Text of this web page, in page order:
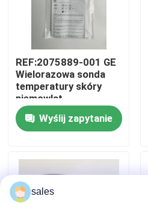
Wycieczka po fabryce
Skontaktuj się z nami
Poprosić o wycenę
Części monitora pacjenta
Moduł monitora pacjenta
REF:2075889-001 GE
Wielorazowa sonda
temperatury skóry
niemowląt
Wyślij zapytanie
sales